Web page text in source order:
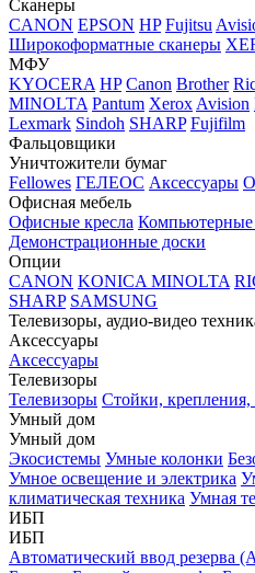
Сканеры
CANON EPSON HP Fujitsu
Широкоформатные сканеры
МФУ
KYOCERA HP Canon Brother
MINOLTA Pantum Xerox Avision
Lexmark Sindoh SHARP Fujifilm
Фальцовщики
Уничтожители бумаг
Fellowes ГЕЛЕОС Аксессуары
Офисная мебель
Офисные кресла Компьютерные
Демонстрационные доски
Опции
CANON KONICA MINOLTA
SHARP SAMSUNG
Телевизоры, аудио-видео
Аксессуары
Аксессуары
Телевизоры
Телевизоры Стойки,
Умный дом
Умный дом
Экосистемы Умные колонки
Умное освещение и электрика
климатическая техника Умная
ИБП
ИБП
Автоматический ввод резерва